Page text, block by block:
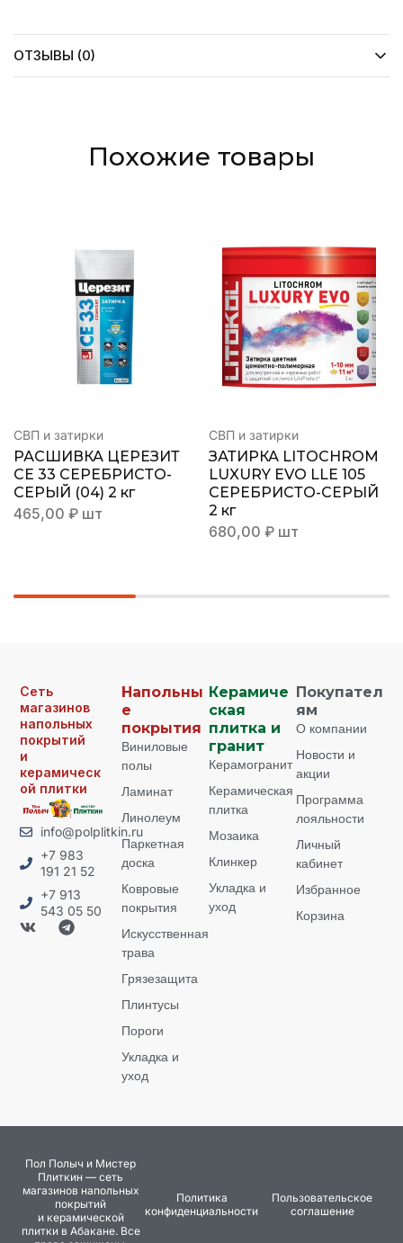
ОТЗЫВЫ (0)
Похожие товары
СВП и затирки
РАСШИВКА ЦЕРЕЗИТ
СЕ 33 СЕРЕБРИСТО-
СЕРЫЙ (04) 2 кг
465,00 ₽ шт
СВП и затирки
ЗАТИРКА LITOCHROM
LUXURY EVO LLE 105
СЕРЕБРИСТО-СЕРЫЙ
2 кг
680,00 ₽ шт
Сеть
магазинов
напольных
покрытий
и
керамическ
ой плитки
info@polplitkin.ru
+7 983
191 21 52
+7 913
543 05 50
Напольны
е
покрытия
Виниловые
полы
Ламинат
Линолеум
Паркетная
доска
Ковровые
покрытия
Искусственная
трава
Грязезащита
Плинтусы
Пороги
Укладка и
уход
Керамиче
ская
плитка и
гранит
Керамогранит
Керамическая
плитка
Мозаика
Клинкер
Укладка и
уход
Покупател
ям
О компании
Новости и
акции
Программа
лояльности
Личный
кабинет
Избранное
Корзина
Пол Полыч и Мистер
Плиткин — сеть
магазинов напольных
покрытий
и керамической
плитки в Абакане. Все
Политика
конфиденциальности
Пользовательское
соглашение